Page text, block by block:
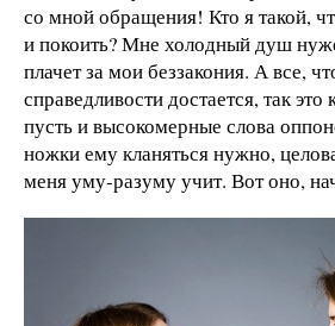
со мной обращения! Кто я такой,
и покоить? Мне холодный душ
плачет за мои беззакония. А все,
справедливости достается, так
пусть и высокомерные слова
ножки ему кланяться нужно,
меня уму-разуму учит. Вот оно,